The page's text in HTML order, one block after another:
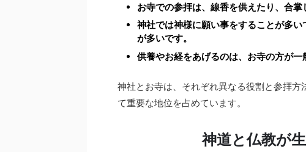
お寺での参拝は、線香を供えたり、合掌
神社では神様に願い事をすることが多
が多いです。
供養やお経をあげるのは、お寺の方が一
神社とお寺は、それぞれ異なる役割と参拝
て重要な地位を占めています。
神道と仏教が